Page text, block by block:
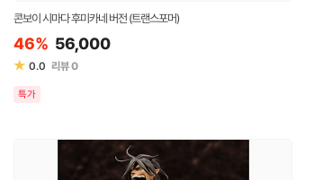
콘보이 시마다 후미카네 버전 (트랜스포머)
46% 56,000
★ 0.0 리뷰0
특가